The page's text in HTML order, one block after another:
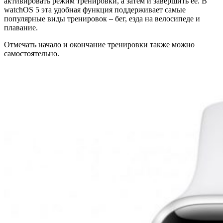
watchOS 5 эта удобная функция поддерживает самые
популярные виды тренировок – бег, езда на велосипеде и
плавание.
Отмечать начало и окончание тренировки также можно
самостоятельно.